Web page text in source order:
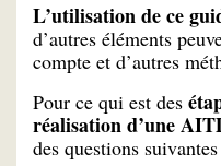
L’utilisation de ce
d’autres éléments
compte et d’autres
Pour ce qui est des
réalisation d’une
des questions